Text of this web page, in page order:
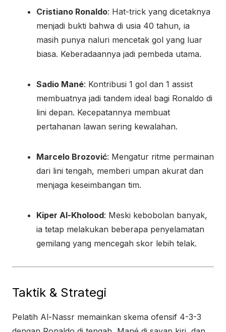
Cristiano Ronaldo: Hat-trick yang dicetaknya
menjadi bukti bahwa di usia 40 tahun, ia
masih punya naluri mencetak gol yang luar
biasa. Keberadaannya jadi pembeda utama.
Sadio Mané: Kontribusi 1 gol dan 1 assist
membuatnya jadi tandem ideal bagi Ronaldo di
lini depan. Kecepatannya membuat
pertahanan lawan sering kewalahan.
Marcelo Brozović: Mengatur ritme permainan
dari lini tengah, memberi umpan akurat dan
menjaga keseimbangan tim.
Kiper Al-Kholood: Meski kebobolan banyak,
ia tetap melakukan beberapa penyelamatan
gemilang yang mencegah skor lebih telak.
Taktik & Strategi
Pelatih Al-Nassr memainkan skema ofensif 4-3-3